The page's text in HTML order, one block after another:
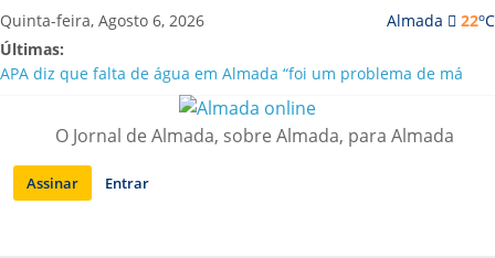
Saltar
para
conteúdo
Almada 22oC
Quinta-feira, Agosto 6, 2026
Últimas:
APA diz que falta de água em Almada “foi um problema de má
Laranjeiro | Cultura pop asiática invade a Casa Amarela
Ponte 25 de Abril celebra 60 anos com programa cultural entre
Lisboa e Almada
Situação de alerta em Almada renovada até final de Agosto
O Jornal de Almada, sobre Almada, para Almada
Assinar Entrar